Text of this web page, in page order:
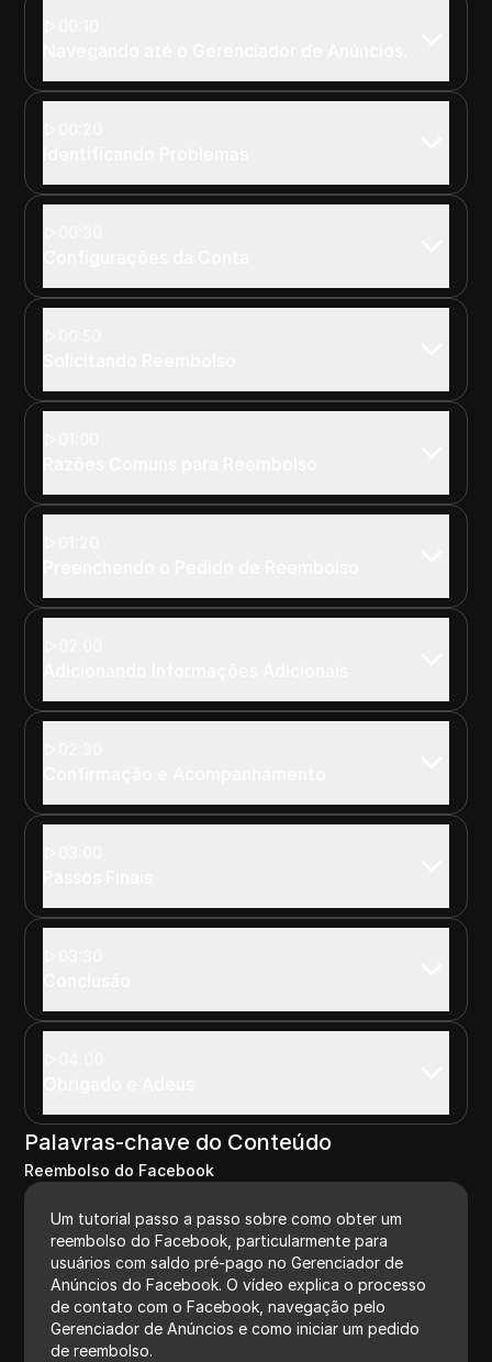
Palavras-chave do Conteúdo
Reembolso do Facebook
Um tutorial passo a passo sobre como obter um
reembolso do Facebook, particularmente para
usuários com saldo pré-pago no Gerenciador de
Anúncios do Facebook. O vídeo explica o processo
de contato com o Facebook, navegação pelo
Gerenciador de Anúncios e como iniciar um pedido
de reembolso.